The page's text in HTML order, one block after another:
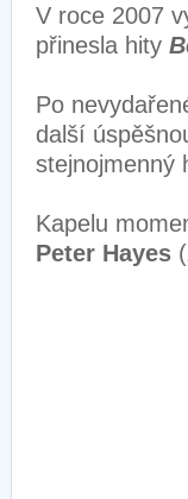
V roce 2007
přinesla hity
Po
další
stejnojmenný
Kapelu
Peter Hayes